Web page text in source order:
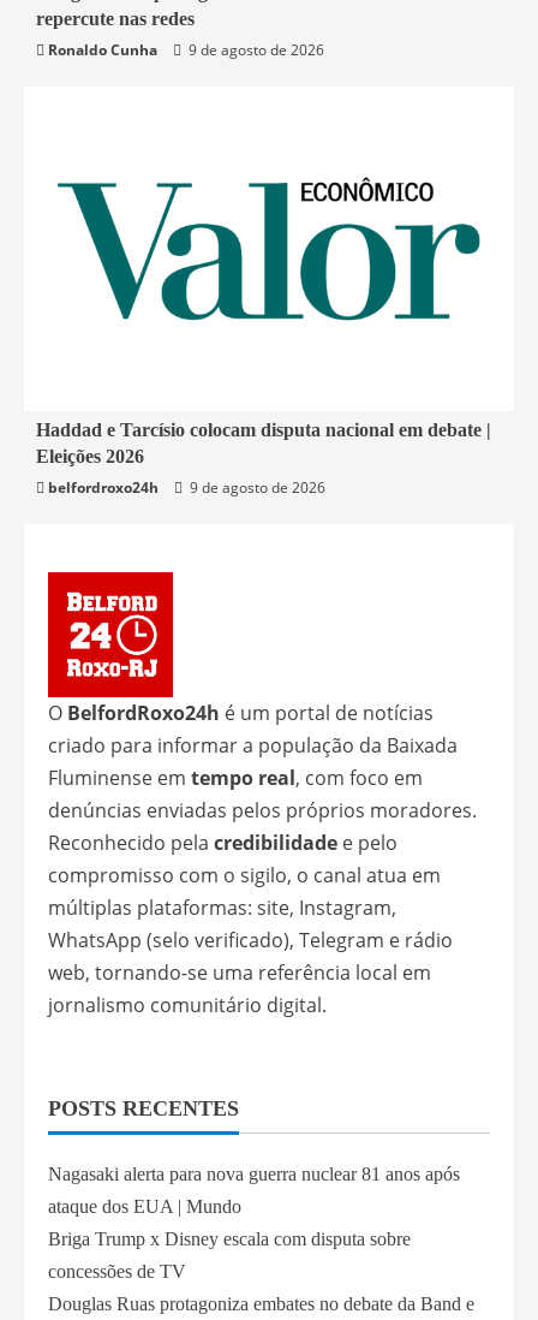
Política
Rio de Janeiro
repercute nas redes
Ronaldo Cunha
9 de agosto de 2026
1 min read
Economia
Haddad e Tarcísio colocam disputa nacional em debate |
Eleições 2026
belfordroxo24h
9 de agosto de 2026
O BelfordRoxo24h é um portal de notícias
criado para informar a população da Baixada
Fluminense em tempo real, com foco em
denúncias enviadas pelos próprios moradores.
Reconhecido pela credibilidade e pelo
compromisso com o sigilo, o canal atua em
múltiplas plataformas: site, Instagram,
WhatsApp (selo verificado), Telegram e rádio
web, tornando-se uma referência local em
jornalismo comunitário digital.
POSTS RECENTES
Nagasaki alerta para nova guerra nuclear 81 anos após
ataque dos EUA | Mundo
Briga Trump x Disney escala com disputa sobre
concessões de TV
Douglas Ruas protagoniza embates no debate da Band e